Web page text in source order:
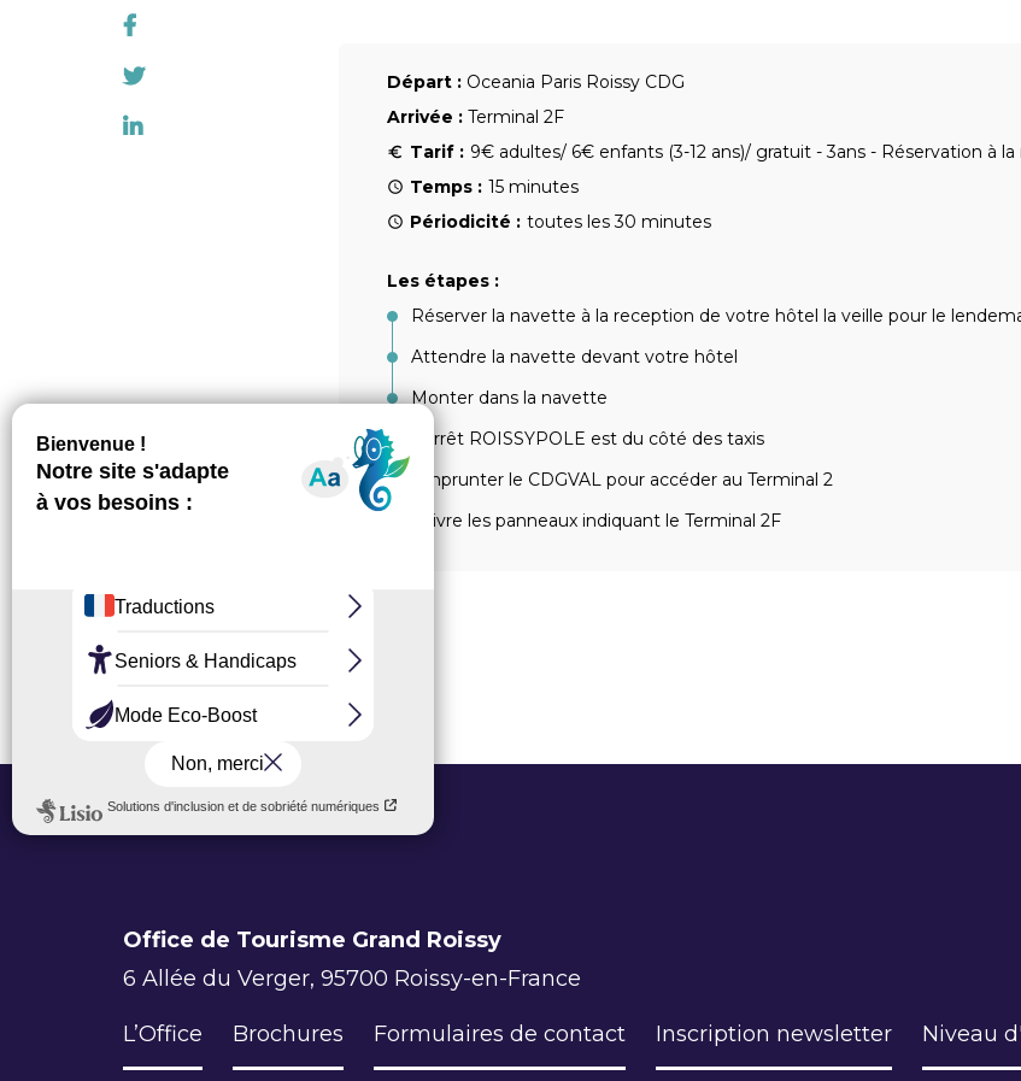
Départ : Oceania Paris Roissy CDG
Arrivée : Terminal 2F
Tarif : 9€ adultes/ 6€ enfants (3-12 ans)/ gratuit - 3ans - Réservation à
Temps : 15 minutes
Périodicité : toutes les 30 minutes
Les étapes :
Réserver la navette à la reception de votre hôtel la veille pour le
Attendre la navette devant votre hôtel
Monter dans la navette
L’arrêt ROISSYPOLE est du côté des taxis
Emprunter le CDGVAL pour accéder au Terminal 2
Suivre les panneaux indiquant le Terminal 2F
Office de Tourisme Grand Roissy
6 Allée du Verger, 95700 Roissy-en-France
L’Office Brochures Formulaires de contact Inscription newsletter Niveau